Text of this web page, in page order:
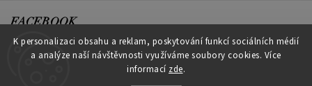
K personalizaci obsahu a reklam, poskytování funkcí sociálních médií
a analýze naší návštěvnosti využíváme soubory cookies. Více
informací zde.
FACEBOOK